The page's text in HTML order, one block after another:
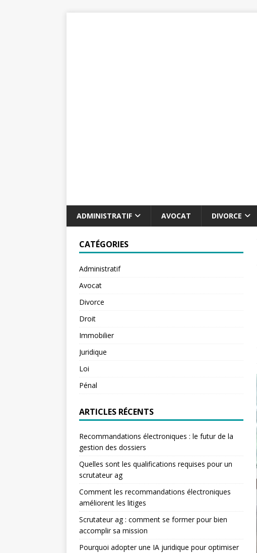
ADMINISTRATIF AVOCAT DIVORCE
CATÉGORIES
Administratif
Avocat
Divorce
Droit
Immobilier
Juridique
Loi
Pénal
ARTICLES RÉCENTS
Recommandations électroniques : le futur de la
gestion des dossiers
Quelles sont les qualifications requises pour un
scrutateur ag
Comment les recommandations électroniques
améliorent les litiges
Scrutateur ag : comment se former pour bien
accomplir sa mission
Pourquoi adopter une IA juridique pour optimiser